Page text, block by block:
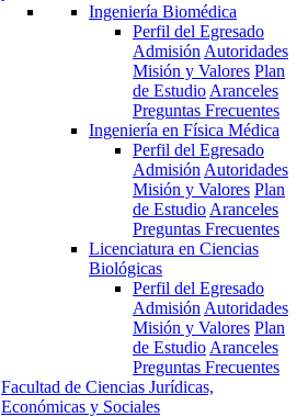
Ingeniería Biomédica
Perfil del Egresado
Admisión Autoridades
Misión y Valores Plan
de Estudio Aranceles
Preguntas Frecuentes
Ingeniería en Física Médica
Perfil del Egresado
Admisión Autoridades
Misión y Valores Plan
de Estudio Aranceles
Preguntas Frecuentes
Licenciatura en Ciencias
Biológicas
Perfil del Egresado
Admisión Autoridades
Misión y Valores Plan
de Estudio Aranceles
Preguntas Frecuentes
Facultad de Ciencias Jurídicas,
Económicas y Sociales